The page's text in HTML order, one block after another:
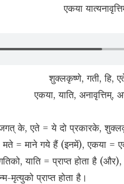
एकया
शुक्लकृष्णे, गती, हि,
एकया, याति,
के, एते = ये दो प्रकारके,
मते = माने गये हैं (इनमें), एकया =
याति = प्राप्त होता है
मृत्युको प्राप्त होता है।